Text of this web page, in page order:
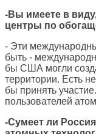
-Вы имеете в
центры по
- Эти
быть -
бы США могли
территории. Есть
бы принять
пользователей
-Сумеет ли